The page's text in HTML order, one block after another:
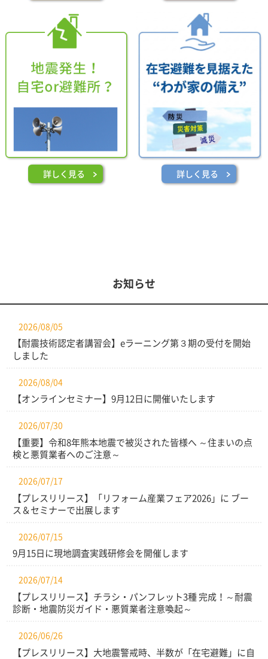
詳しく見る 詳しく見る
お知らせ
2026/08/05
【耐震技術認定者講習会】eラーニング第３期の受付を開始
しました
2026/08/04
【オンラインセミナー】9月12日に開催いたします
2026/07/30
【重要】令和8年熊本地震で被災された皆様へ ～住まいの点
検と悪質業者へのご注意～
2026/07/17
【プレスリリース】「リフォーム産業フェア2026」に ブー
ス＆セミナーで出展します
2026/07/15
9月15日に現地調査実践研修会を開催します
2026/07/14
【プレスリリース】チラシ・パンフレット3種 完成！～耐震
診断・地震防災ガイド・悪質業者注意喚起～
2026/06/26
【プレスリリース】大地震警戒時、半数が「在宅避難」に自